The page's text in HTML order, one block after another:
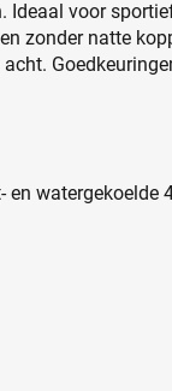
Ideaal voor
zonder natte
watergekoelde